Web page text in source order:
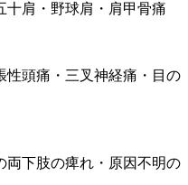
十肩・野球肩・肩甲骨痛
性頭痛・三叉神経痛・目の
両下肢の痺れ・原因不明の